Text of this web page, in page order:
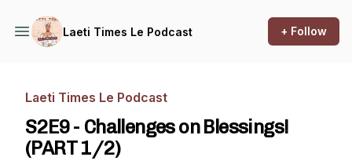
Laeti Times Le Podcast + Follow
Laeti Times Le Podcast
S2E9 - Challenges on Blessings!
(PART 1/2)